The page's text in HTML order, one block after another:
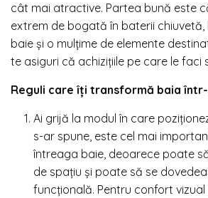
cât mai atractive. Partea bună este
extrem de bogată în baterii chiuvetă,
baie și o mulțime de elemente
te asiguri că achizițiile pe care le faci
Reguli care îți transformă baia
Ai grijă la modul în care
s-ar spune, este cel mai
întreaga baie, deoarece poate
de spațiu și poate să se
funcțională. Pentru confort